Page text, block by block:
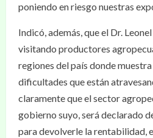
poniendo en riesgo nuestras
Indicó, además, que el Dr.
visitando productores
regiones del país donde
dificultades que están
claramente que el sector
gobierno suyo, será declarado
para devolverle la rentabilidad,